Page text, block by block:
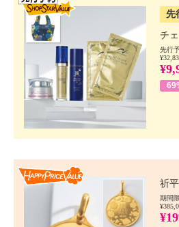
先
チ
先行
祈
期間